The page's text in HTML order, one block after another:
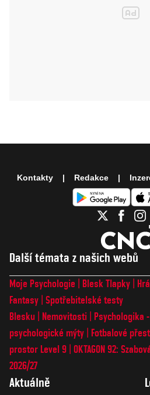
Další témata z našich webů
Moje Psychologie Blesk Tlapky
Fantasy Spotřebitelské testy
Blesku
Nemovitosti
Psychologika
psychologické mýty
Fotbalové
prostor Level 9 OKTAGON 92:
2026/27
Aktuálně
Kontakty Redakce